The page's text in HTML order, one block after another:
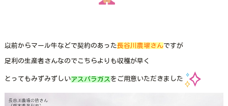
以前からマール牛などで契約のあった長谷川農場さんですが
足利の生産者さんなのでこちらよりも収穫が早く
とってもみずみずしいアスパラガス をご用意いただきました